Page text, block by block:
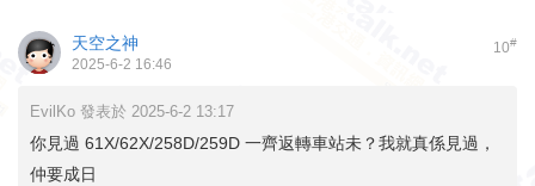
10#
天空之神
2025-6-2 16:46
EvilKo 發表於 2025-6-2 13:17
你見過 61X/62X/258D/259D 一齊返轉車站未？我就真係見過，
仲要成日